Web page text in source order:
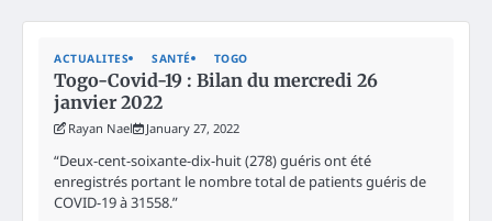
ACTUALITES SANTÉ TOGO
Togo-Covid-19 : Bilan du mercredi 26
janvier 2022
Rayan Nael January 27, 2022
“Deux-cent-soixante-dix-huit (278) guéris ont été
enregistrés portant le nombre total de patients guéris de
COVID-19 à 31558.”